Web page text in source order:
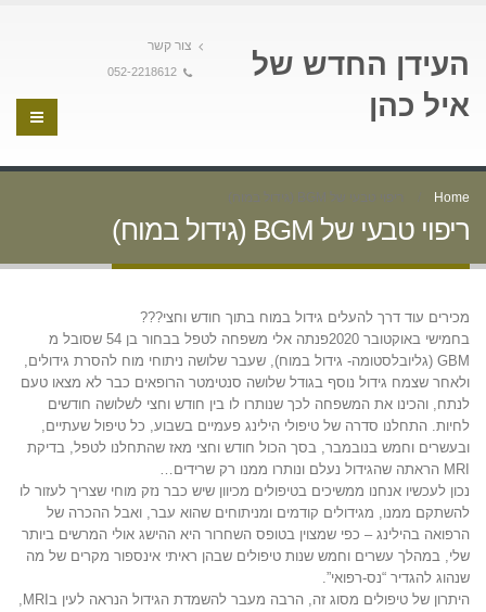
העידן החדש של
איל כהן
צור קשר
052-2218612
Home ריפוי טבעי של BGM (גידול במוח)
ריפוי טבעי של BGM (גידול במוח)
מכירים עוד דרך להעלים גידול במוח בתוך חודש וחצי???
בחמישי באוקטובר 2020פנתה אלי משפחה לטפל בבחור בן 54 שסובל מ
GBM (גליובלסטומה- גידול במוח), שעבר שלושה ניתוחי מוח להסרת גידולים,
ולאחר שצמח גידול נוסף בגודל שלושה סנטימטר הרופאים כבר לא מצאו טעם
לנתח, והכינו את המשפחה לכך שנותרו לו בין חודש וחצי לשלושה חודשים
לחיות. התחלנו סדרה של טיפולי הילינג פעמיים בשבוע, כל טיפול שעתיים,
ובעשרים וחמש בנובמבר, בסך הכול חודש וחצי מאז שהתחלנו לטפל, בדיקת
MRI הראתה שהגידול נעלם ונותרו ממנו רק שרידים…
נכון לעכשיו אנחנו ממשיכים בטיפולים מכיוון שיש כבר נזק מוחי שצריך לעזור לו
להשתקם ממנו, מגידולים קודמים ומניתוחים שהוא עבר, ואבל ההכרה של
הרפואה בהילינג – כפי שמצוין בטופס השחרור היא ההישג אולי המרשים ביותר
שלי, במהלך עשרים וחמש שנות טיפולים שבהן ראיתי אינספור מקרים של מה
שנהוג להגדיר “נס-רפואי”.
היתרון של טיפולים מסוג זה, הרבה מעבר להשמדת הגידול הנראה לעין בMRI,